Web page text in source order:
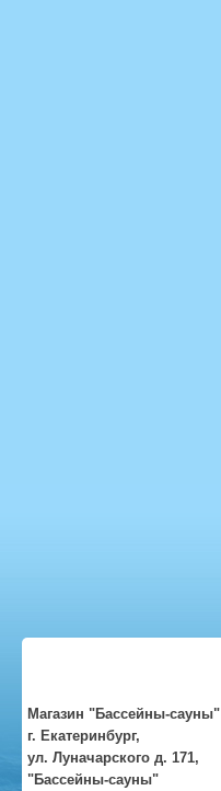
Магазин "Бассейны-сауны"
г. Екатеринбург,
ул. Луначарского д. 171,
"Бассейны-сауны"